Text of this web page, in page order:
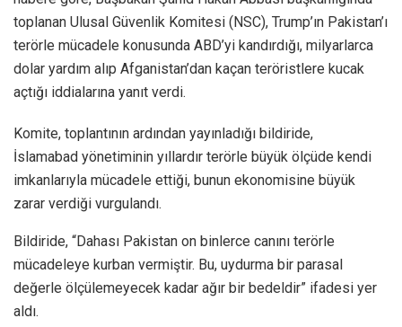
toplanan Ulusal Güvenlik Komitesi (NSC), Trump’ın Pakistan’ı
terörle mücadele konusunda ABD’yi kandırdığı, milyarlarca
dolar yardım alıp Afganistan’dan kaçan teröristlere kucak
açtığı iddialarına yanıt verdi.
Komite, toplantının ardından yayınladığı bildiride,
İslamabad yönetiminin yıllardır terörle büyük ölçüde kendi
imkanlarıyla mücadele ettiği, bunun ekonomisine büyük
zarar verdiği vurgulandı.
Bildiride, “Dahası Pakistan on binlerce canını terörle
mücadeleye kurban vermiştir. Bu, uydurma bir parasal
değerle ölçülemeyecek kadar ağır bir bedeldir” ifadesi yer
aldı.